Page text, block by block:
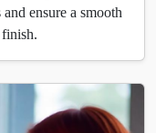
ensure a smooth